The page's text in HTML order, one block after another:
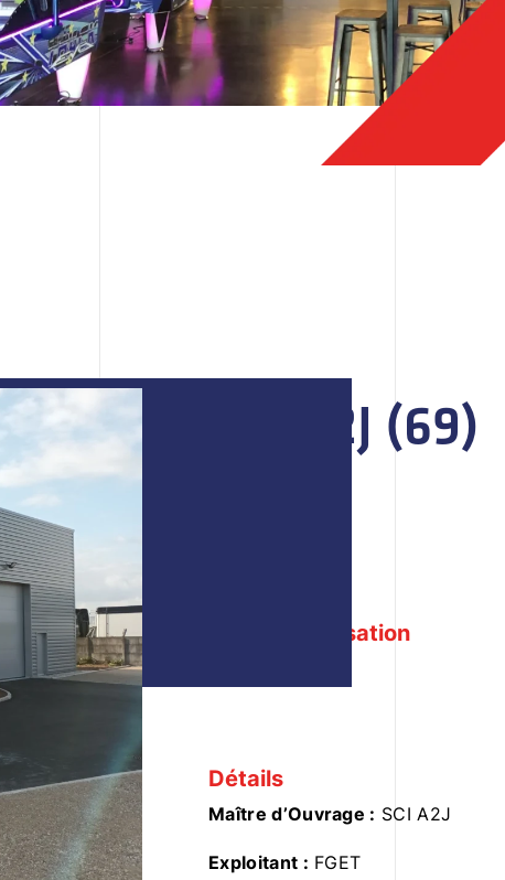
SCI A2J (69)
Date de réalisation
Détails
Maître d’Ouvrage : SCI A2J
Exploitant : FGET